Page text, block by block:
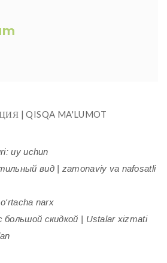
| QISQA MA'LUMOT
uy uchun
вид | zamonaviy va nafosatli
narx
скидкой | Ustalar xizmati